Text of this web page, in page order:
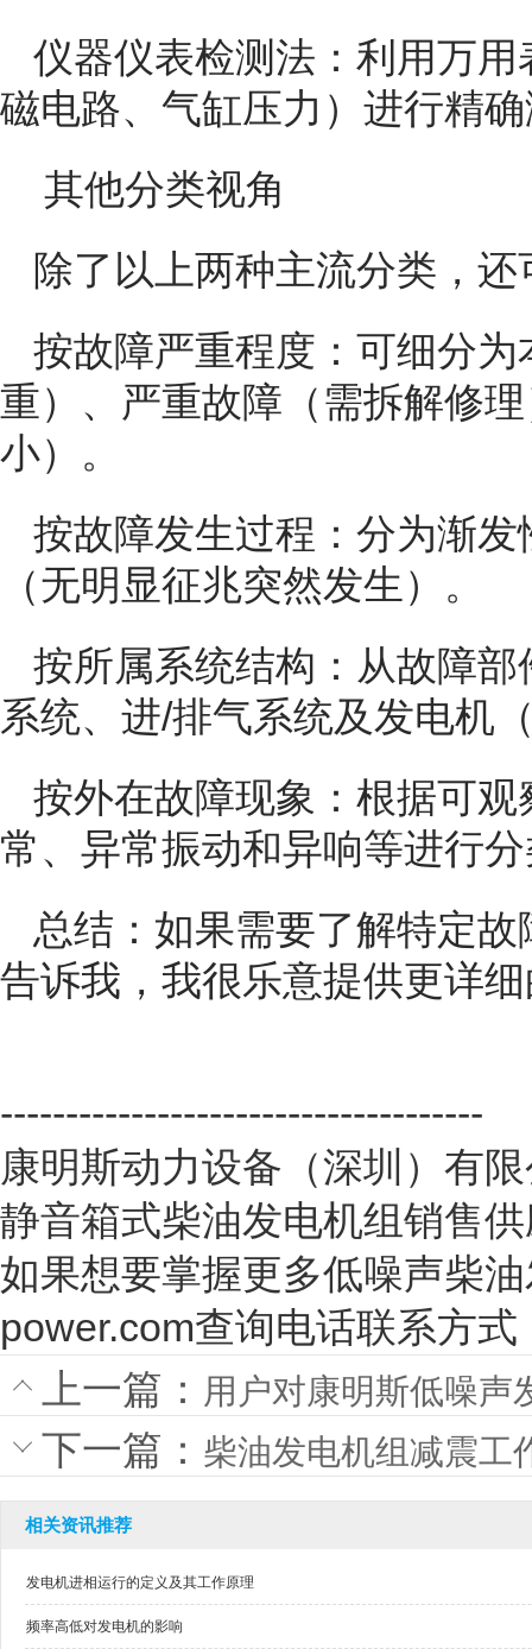
仪器仪表检测法：利用万
磁电路、气缸压力）进行精
其他分类视角
除了以上两种主流分类，
按故障严重程度：可细分
重）、严重故障（需拆解修
小）。
按故障发生过程：分为渐
（无明显征兆突然发生）。
按所属系统结构：从故障
系统、进/排气系统及发电机
按外在故障现象：根据可
常、异常振动和异响等进行
总结：如果需要了解特定
告诉我，我很乐意提供更详
-------------------------------------
康明斯动力设备（深圳）有
静音箱式柴油发电机组销售
如果想要掌握更多低噪声柴
power.com查询电话联系方式
上一篇： 用户对康明斯低噪声
下一篇： 柴油发电机组减震工
相关资讯推荐
发电机进相运行的定义及其工作原理
频率高低对发电机的影响